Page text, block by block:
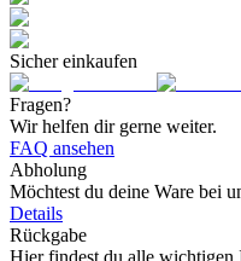
Sicher einkaufen
Fragen?
Wir helfen dir gerne weiter.
FAQ ansehen
Abholung
Möchtest du deine Ware bei
Details
Rückgabe
Hier findest du alle wichtigen